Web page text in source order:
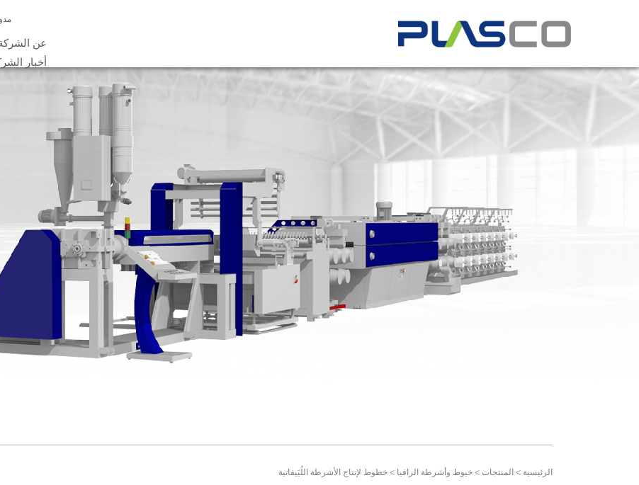
عن
أخبار
الرئيسية > المنتجات > خيوط وأشرطة الرافيا > خطوط لإنتاج الأشرطة اللُيَيفاتية